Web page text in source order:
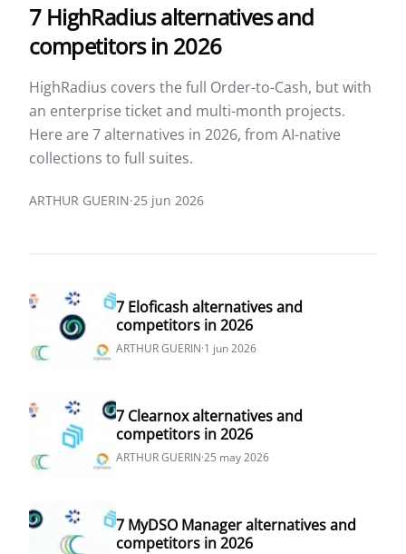
7 HighRadius alternatives and
competitors in 2026
HighRadius covers the full Order-to-Cash, but with
an enterprise ticket and multi-month projects.
Here are 7 alternatives in 2026, from AI-native
collections to full suites.
ARTHUR GUERIN·25 jun 2026
7 Eloficash alternatives and
competitors in 2026
ARTHUR GUERIN·1 jun 2026
7 Clearnox alternatives and
competitors in 2026
ARTHUR GUERIN·25 may 2026
7 MyDSO Manager alternatives and
competitors in 2026